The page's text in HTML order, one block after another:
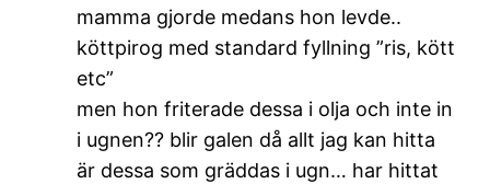
mamma gjorde medans hon levde..
köttpirog med standard fyllning ”ris, kött
etc”
men hon friterade dessa i olja och inte in
i ugnen?? blir galen då allt jag kan hitta
är dessa som gräddas i ugn… har hittat